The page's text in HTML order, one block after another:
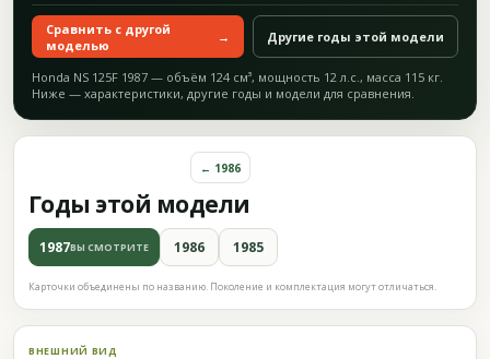
Сравнить с другой
моделью
→ Другие годы этой модели
Honda NS 125F 1987 — объём 124 см³, мощность 12 л.с., масса 115 кг.
Ниже — характеристики, другие годы и модели для сравнения.
Годы этой модели
← 1986
1987ВЫ СМОТРИТЕ 1986 1985
Карточки объединены по названию. Поколение и комплектация могут отличаться.
ВНЕШНИЙ ВИД